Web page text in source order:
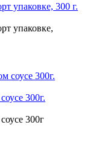
упаковке, 300 г.
упаковке,
300г.
300г